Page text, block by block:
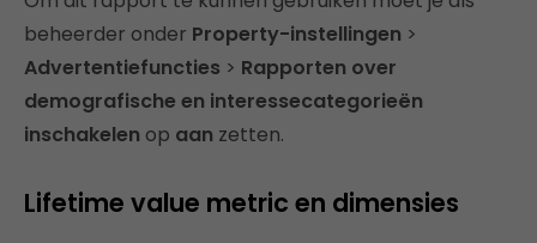
beheerder onder Property-instellingen >
Advertentiefuncties > Rapporten over
demografische en interessecategorieën
inschakelen op aan zetten.
Lifetime value metric en dimensies